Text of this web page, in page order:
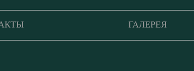
ГАЛЕРЕЯ